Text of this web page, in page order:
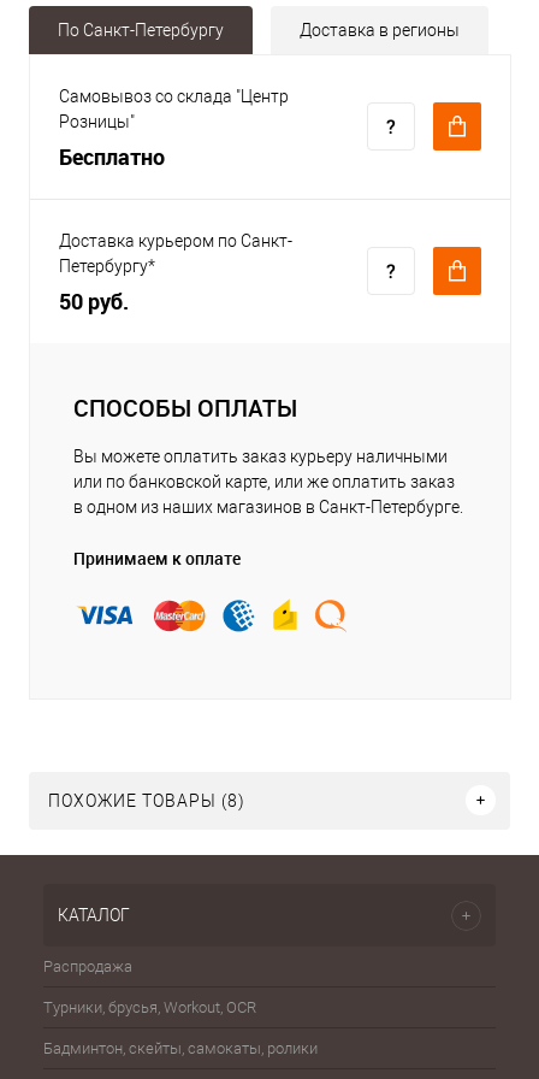
По Санкт-Петербургу Доставка в регионы
Самовывоз со склада "Центр
Розницы"
Бесплатно
Доставка курьером по Санкт-
Петербургу*
50 руб.
СПОСОБЫ ОПЛАТЫ
Вы можете оплатить заказ курьеру наличными
или по банковской карте, или же оплатить заказ
в одном из наших магазинов в Санкт-Петербурге.
Принимаем к оплате
ПОХОЖИЕ ТОВАРЫ (8)
КАТАЛОГ
Распродажа
Турники, брусья, Workout, OCR
Бадминтон, скейты, самокаты, ролики